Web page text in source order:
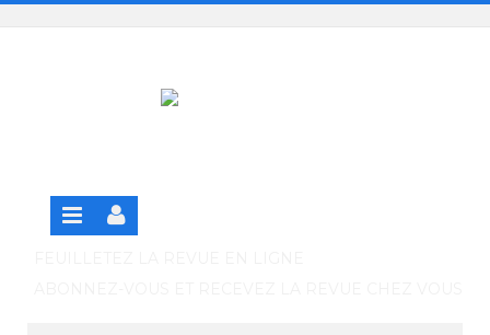
Panneau de gestion des cookies
SE CONNECTER
S'INSCRIRE GRATUITEMENT À LA VERSION EN